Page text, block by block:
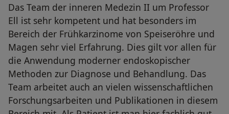
Das Team der inneren Medezin II um Professor
Ell ist sehr kompetent und hat besonders im
Bereich der Frühkarzinome von Speiseröhre und
Magen sehr viel Erfahrung. Dies gilt vor allen für
die Anwendung moderner endoskopischer
Methoden zur Diagnose und Behandlung. Das
Team arbeitet auch an vielen wissenschaftlichen
Forschungsarbeiten und Publikationen in diesem